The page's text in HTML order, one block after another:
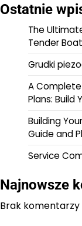
Ostatnie
The
Tender Boat
Grudki
A
Plans: Build
Building
Guide and
Service
Najnowsze
Brak komentarzy